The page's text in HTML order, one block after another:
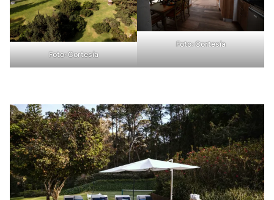
Foto: Cortesía
Foto: Cortesía